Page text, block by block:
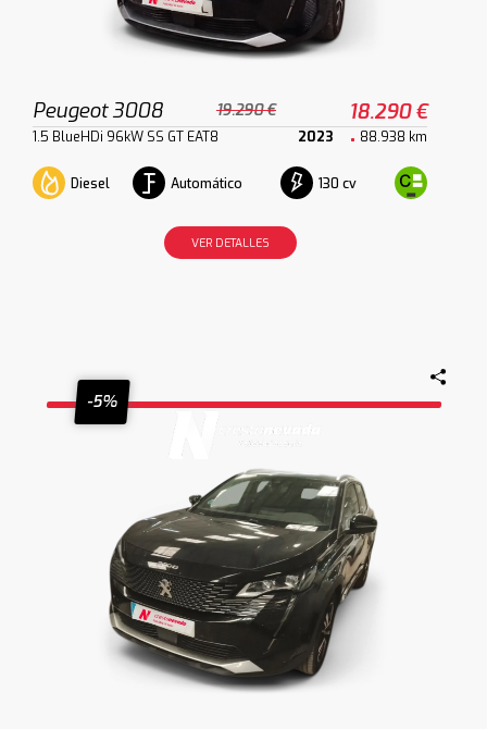
Peugeot 3008 19.290 € 18.290 €
1.5 BlueHDi 96kW SS GT EAT8 2023 88.938 km
Diesel Automático 130 cv
VER DETALLES
-5%